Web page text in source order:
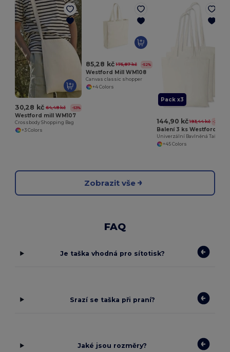
30,28 kč 64,48 kč -53%
Westford mill WM107
Crossbody Shopping Bag
+3 Colors
85,28 kč 175,87 kč -52%
Westford Mill WM108
Canvas classic shopper
+4 Colors
Pack x3
144,90 kč 193,44 kč -25%
+45 Colors
Zobrazit vše
FAQ
Je taška vhodná pro sítotisk?
Srazí se taška při praní?
Jaké jsou rozměry?